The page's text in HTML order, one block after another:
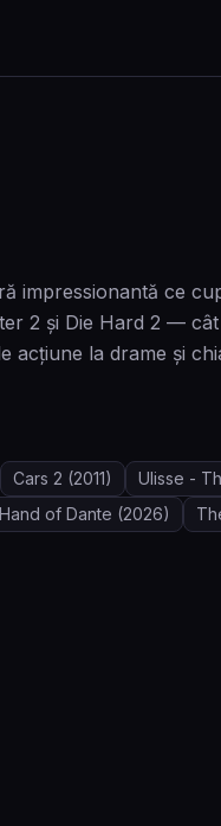
impressionantă ce
2 și Die Hard 2 — cât
la drame și
Cars 2 (2011) Ulisse -
of Dante (2026)